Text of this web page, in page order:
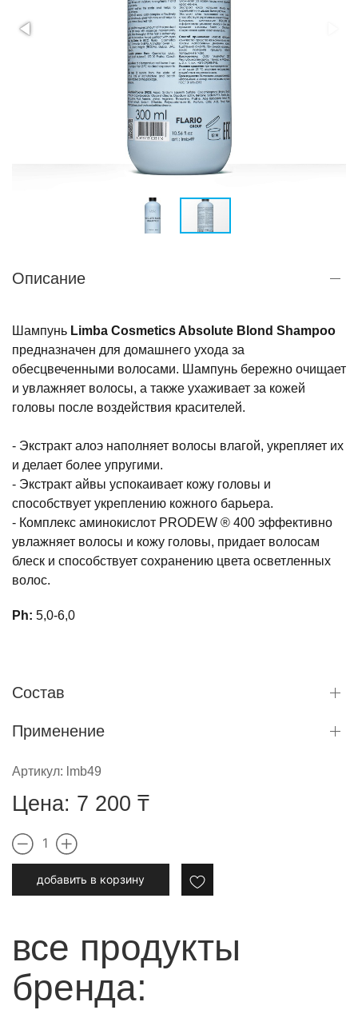
Описание
Шампунь Limba Cosmetics Absolute Blond Shampoo
предназначен для домашнего ухода за
обесцвеченными волосами. Шампунь бережно очищает
и увлажняет волосы, а также ухаживает за кожей
головы после воздействия красителей.
- Экстракт алоэ наполняет волосы влагой, укрепляет их
и делает более упругими.
- Экстракт айвы успокаивает кожу головы и
способствует укреплению кожного барьера.
- Комплекс аминокислот PRODEW ® 400 эффективно
увлажняет волосы и кожу головы, придает волосам
блеск и способствует сохранению цвета осветленных
волос.
Ph: 5,0-6,0
Состав
Применение
Артикул: lmb49
Цена: 7 200 ₸
1
добавить в корзину
все продукты
бренда: